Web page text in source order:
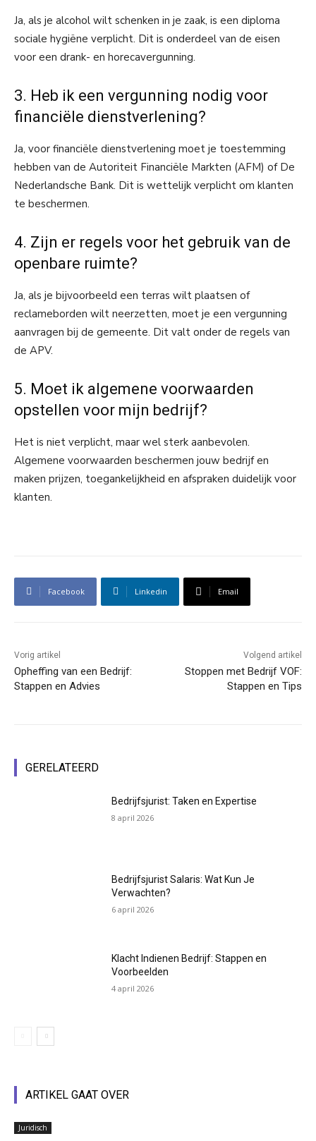
Ja, als je alcohol wilt schenken in je zaak, is een diploma
sociale hygiëne verplicht. Dit is onderdeel van de eisen
voor een drank- en horecavergunning.
3. Heb ik een vergunning nodig voor
financiële dienstverlening?
Ja, voor financiële dienstverlening moet je toestemming
hebben van de Autoriteit Financiële Markten (AFM) of De
Nederlandsche Bank. Dit is wettelijk verplicht om klanten
te beschermen.
4. Zijn er regels voor het gebruik van de
openbare ruimte?
Ja, als je bijvoorbeeld een terras wilt plaatsen of
reclameborden wilt neerzetten, moet je een vergunning
aanvragen bij de gemeente. Dit valt onder de regels van
de APV.
5. Moet ik algemene voorwaarden
opstellen voor mijn bedrijf?
Het is niet verplicht, maar wel sterk aanbevolen.
Algemene voorwaarden beschermen jouw bedrijf en
maken prijzen, toegankelijkheid en afspraken duidelijk voor
klanten.
Facebook Linkedin Email
Vorig artikel
Opheffing van een Bedrijf:
Stappen en Advies
Volgend artikel
Stoppen met Bedrijf VOF:
Stappen en Tips
GERELATEERD
Bedrijfsjurist: Taken en Expertise
8 april 2026
Bedrijfsjurist Salaris: Wat Kun Je
Verwachten?
6 april 2026
Klacht Indienen Bedrijf: Stappen en
Voorbeelden
4 april 2026
ARTIKEL GAAT OVER
Juridisch